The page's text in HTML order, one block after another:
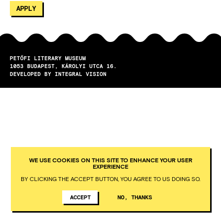
PETŐFI LITERARY MUSEUM
1053
BUDAPEST
KÁROLYI UTCA 16.
DEVELOPED BY INTEGRAL VISION
WE USE COOKIES ON THIS SITE TO ENHANCE YOUR USER
EXPERIENCE
BY CLICKING THE ACCEPT BUTTON, YOU AGREE TO US DOING SO.
ACCEPT NO, THANKS